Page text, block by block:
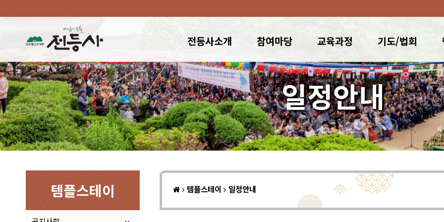
전등사소개 참여마당 교육과정 기도/법회
일정안내
템플스테이 템플스테이 일정안내